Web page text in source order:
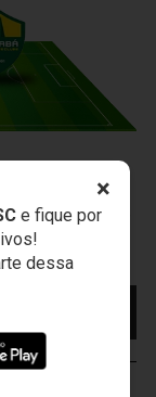
×
e fique por
dessa
CE
ª Rodada